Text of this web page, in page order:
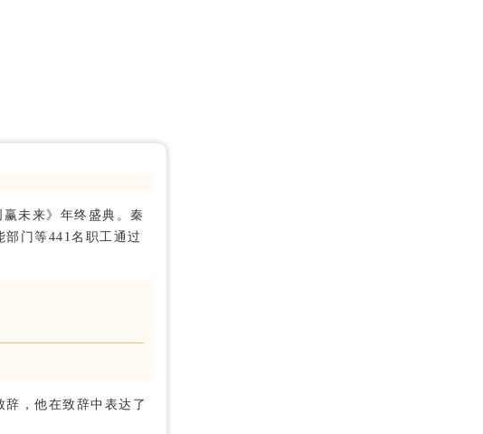
未来》年终盛典。秦
门等441名职工通过
，他在致辞中表达了